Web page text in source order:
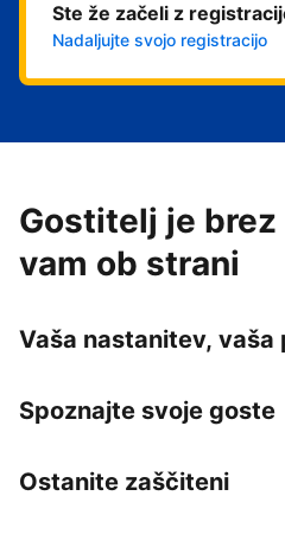
Ste že začeli z
Nadaljujte svojo registracijo
Gostitelj je
vam ob strani
Vaša nastanitev, vaša
Spoznajte svoje goste
Ostanite zaščiteni